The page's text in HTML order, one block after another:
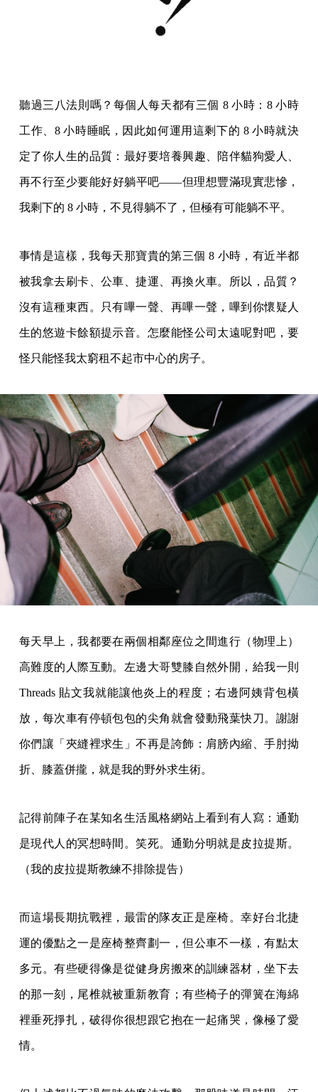
聽過三八法則嗎？每個人每天都有三個 8 小時：8 小時
工作、8 小時睡眠，因此如何運用這剩下的 8 小時就決
定了你人生的品質：最好要培養興趣、陪伴貓狗愛人、
再不行至少要能好好躺平吧——但理想豐滿現實悲慘，
我剩下的 8 小時，不見得躺不了，但極有可能躺不平。
事情是這樣，我每天那寶貴的第三個 8 小時，有近半都
被我拿去刷卡、公車、捷運、再換火車。所以，品質？
沒有這種東西。只有嗶一聲、再嗶一聲，嗶到你懷疑人
生的悠遊卡餘額提示音。怎麼能怪公司太遠呢對吧，要
怪只能怪我太窮租不起市中心的房子。
每天早上，我都要在兩個相鄰座位之間進行（物理上）
高難度的人際互動。左邊大哥雙膝自然外開，給我一則
Threads 貼文我就能讓他炎上的程度；右邊阿姨背包橫
放，每次車有停頓包包的尖角就會發動飛葉快刀。謝謝
你們讓「夾縫裡求生」不再是誇飾：肩膀內縮、手肘拗
折、膝蓋併攏，就是我的野外求生術。
記得前陣子在某知名生活風格網站上看到有人寫：通勤
是現代人的冥想時間。笑死。通勤分明就是皮拉提斯。
（我的皮拉提斯教練不排除提告）
而這場長期抗戰裡，最雷的隊友正是座椅。幸好台北捷
運的優點之一是座椅整齊劃一，但公車不一樣，有點太
多元。有些硬得像是從健身房搬來的訓練器材，坐下去
的那一刻，尾椎就被重新教育；有些椅子的彈簧在海綿
裡垂死掙扎，破得你很想跟它抱在一起痛哭，像極了愛
情。